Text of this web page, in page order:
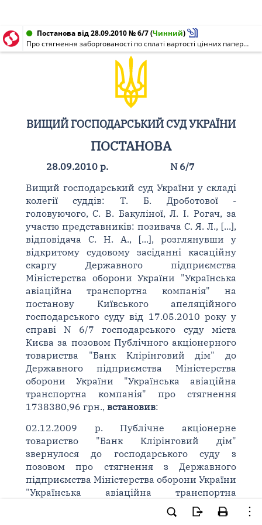
Постанова від 28.09.2010 № 6/7(Чинний)
Про стягнення заборгованості по сплаті вартості цінних паперів та пені за порушення строків оплати
ВИЩИЙ ГОСПОДАРСЬКИЙ СУД УКРАЇНИ
ПОСТАНОВА
28.09.2010 р.
N 6/7
Вищий господарський суд України у складі
колегії суддів: Т. Б. Дроботової -
головуючого, С. В. Бакуліної, Л. І. Рогач, за
участю представників: позивача С. Я. Л., [...],
відповідача С. Н. А., [...], розглянувши у
відкритому судовому засіданні касаційну
скаргу Державного підприємства
Міністерства оборони України "Українська
авіаційна транспортна компанія" на
постанову Київського апеляційного
господарського суду від 17.05.2010 року у
справі N 6/7 господарського суду міста
Києва за позовом Публічного акціонерного
товариства "Банк Клірінговий дім" до
Державного підприємства Міністерства
оборони України "Українська авіаційна
транспортна компанія" про стягнення
1738380,96 грн., встановив:
02.12.2009 р. Публічне акціонерне
товариство "Банк Клірінговий дім"
звернулося до господарського суду з
позовом про стягнення з Державного
підприємства Міністерства оборони України
"Українська авіаційна транспортна
компанія" 1738380,96 грн., в тому числі
1718116,60 грн. заборгованості по сплаті